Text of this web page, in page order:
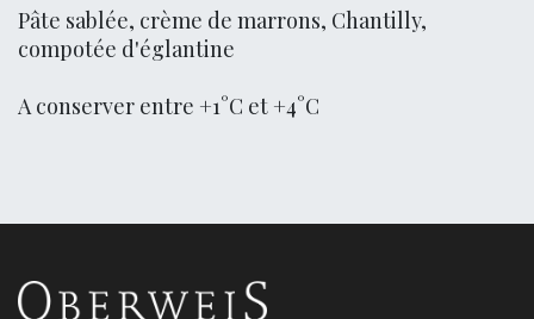
Pâte sablée, crème de marrons, Chantilly,
compotée d'églantine
A conserver entre +1°C et +4°C